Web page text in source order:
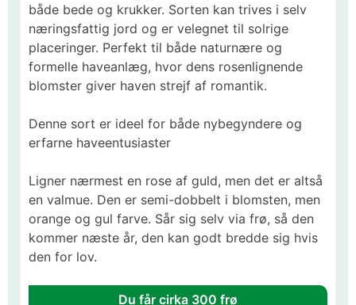
både bede og krukker. Sorten kan trives i selv
næringsfattig jord og er velegnet til solrige
placeringer. Perfekt til både naturnære og
formelle haveanlæg, hvor dens rosenlignende
blomster giver haven strejf af romantik.
Denne sort er ideel for både nybegyndere og
erfarne haveentusiaster
Ligner nærmest en rose af guld, men det er altså
en valmue. Den er semi-dobbelt i blomsten, men
orange og gul farve. Sår sig selv via frø, så den
kommer næste år, den kan godt bredde sig hvis
den for lov.
Du får cirka 300 frø